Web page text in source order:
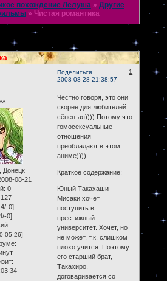
похождение Лелуша » Другие
» Чистая романтика
Поделиться
1
2008-08-28 21:38:57
Донецк
08-21
0
127
0]
0]
05-26]
Честно говоря, это они
скорее для любителей
сёнен-ая)))) Потому что
гомосексуальные
отношения
преобладают в этом
аниме))))
Краткое содержание:
Юный Такахаши
Мисаки хочет
поступить в
престижный
университет. Хочет, но
не может, т.к. слишком
плохо учится. Поэтому
его старший брат,
Такахиро,
договаривается со